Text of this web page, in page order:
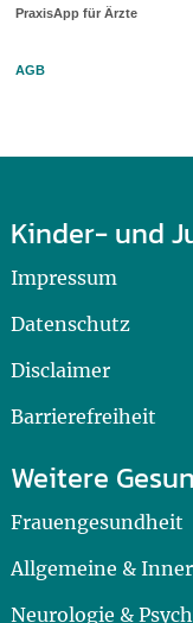
PraxisApp für Ärzte
AGB
Kinder- und
Impressum
Datenschutz
Disclaimer
Barrierefreiheit
Weitere
Frauengesundheit
Allgemeine &
Neurologie &